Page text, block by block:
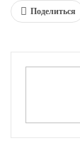
Поделиться